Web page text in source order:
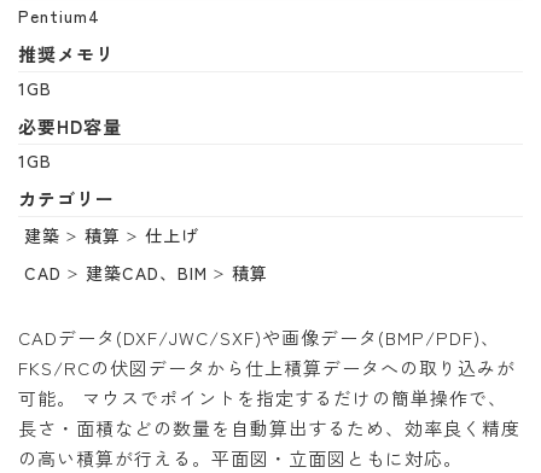
Pentium4
推奨メモリ
1GB
必要HD容量
1GB
カテゴリー
建築 積算
仕上げ
CAD
建築CAD、BIM 積算
CADデータ(DXF/JWC/SXF)や画像データ(BMP/PDF)、
FKS/RCの伏図データから仕上積算データへの取り込みが
可能。 マウスでポイントを指定するだけの簡単操作で、
長さ・面積などの数量を自動算出するため、効率良く精度
の高い積算が行える。平面図・立面図ともに対応。